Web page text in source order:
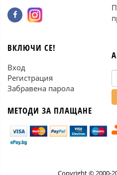
ВКЛЮЧИ СЕ!
Вход
Регистрация
Забравена парола
МЕТОДИ ЗА ПЛАЩАНЕ
Copyright © 2000-